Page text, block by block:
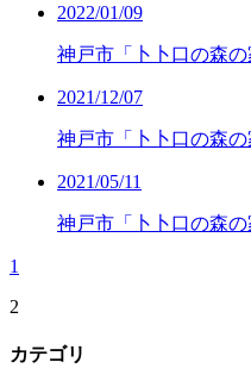
2022/01/09
神戸市「卜卜口の森
2021/12/07
神戸市「卜卜口の森
2021/05/11
神戸市「卜卜口の森
1
2
カテゴリ